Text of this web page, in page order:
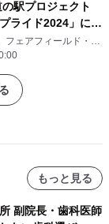
駅プロジェクト
ライド2024」に共
ェアフィールド・バ
プロジェクト
もっと見る
副院長・歯科医師